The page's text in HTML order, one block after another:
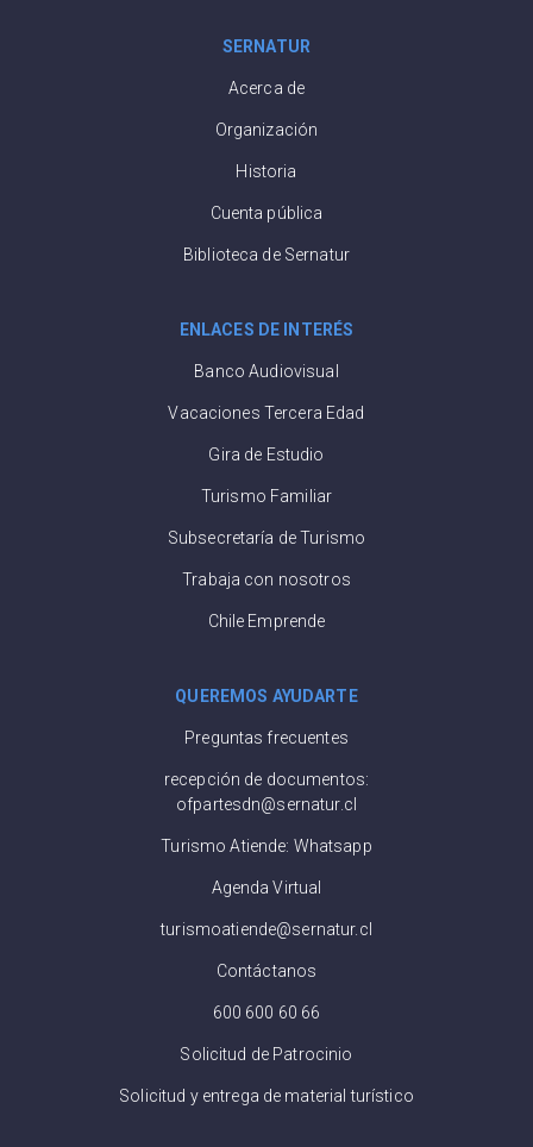
SERNATUR
Acerca de
Organización
Historia
Cuenta pública
Biblioteca de Sernatur
ENLACES DE INTERÉS
Banco Audiovisual
Vacaciones Tercera Edad
Gira de Estudio
Turismo Familiar
Subsecretaría de Turismo
Trabaja con nosotros
Chile Emprende
QUEREMOS AYUDARTE
Preguntas frecuentes
recepción de documentos:
ofpartesdn@sernatur.cl
Turismo Atiende: Whatsapp
Agenda Virtual
turismoatiende@sernatur.cl
Contáctanos
600 600 60 66
Solicitud de Patrocinio
Solicitud y entrega de material turístico